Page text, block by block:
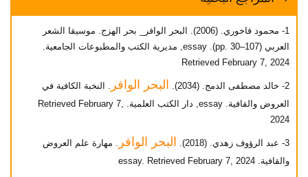
1- محمود فاخوري. (2006). البحر الوافر_ بحر الهزج. موسيقا الشعر
العربي (pp. 30–107). essay, مديرية الكتب والمطبوعات الجامعية.
Retrieved February 7, 2024
2- خالد مصطفى الدمج. (2034). البحر الوافر . النخبة الكافية في
العروض والقافية. essay, دار الكتب العلمية. Retrieved February 7,
2024
3- عبد الرؤوف زهدي. (2018). البحر الوافر . مهارة علم العروض
والقافية. essay. Retrieved February 7, 2024